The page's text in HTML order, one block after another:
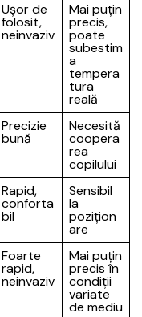
Ușor de
folosit,
neinvaziv
Mai puțin
precis,
poate
subestim
a
tempera
tura
reală
Precizie
bună
Necesită
coopera
rea
copilului
Rapid,
conforta
bil
Sensibil
la
pozițion
are
Foarte
rapid,
neinvaziv
Mai puțin
precis în
condiții
variate
de mediu